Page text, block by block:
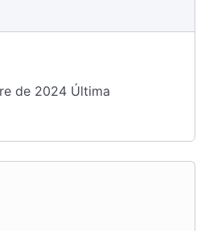
de 2024 Última